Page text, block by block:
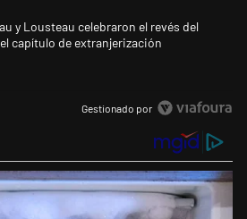
el título "Grabois, Moreau y Lousteau
y Lousteau celebraron el revés del
capítulo de extranjerización
Gestionado por